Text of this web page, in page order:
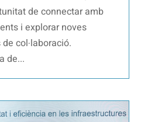
de connectar amb
i explorar noves
col·laboració.
de...